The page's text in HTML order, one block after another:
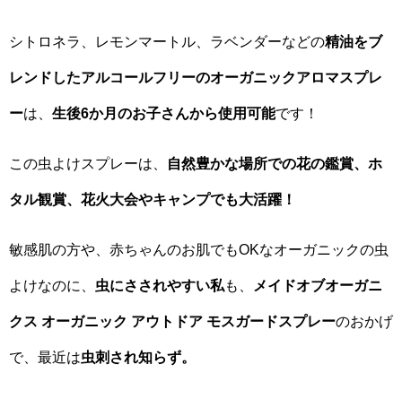
シトロネラ、レモンマートル、ラベンダーなどの精油をブ
レンドしたアルコールフリーのオーガニックアロマスプレ
ーは、 生後6か月のお子さんから使用可能です！
この虫よけスプレーは、 自然豊かな場所での花の鑑賞、ホ
タル観賞、花火大会やキャンプでも大活躍！
敏感肌の方や、赤ちゃんのお肌でもOKなオーガニックの虫
よけなのに、 虫にさされやすい私も、 メイドオブオーガニ
クス オーガニック アウトドア モスガードスプレーのおかげ
で、最近は虫刺され知らず。